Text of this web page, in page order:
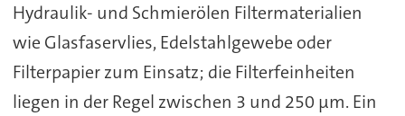
Hydraulik- und Schmierölen Filtermaterialien
wie Glasfaservlies, Edelstahlgewebe oder
Filterpapier zum Einsatz; die Filterfeinheiten
liegen in der Regel zwischen 3 und 250 μm. Ein